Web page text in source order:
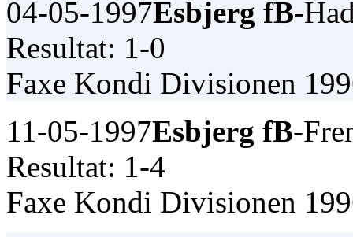
04-05-1997Esbjerg fB-
Resultat: 1-0
Faxe Kondi Divisionen
11-05-1997Esbjerg fB-
Resultat: 1-4
Faxe Kondi Divisionen